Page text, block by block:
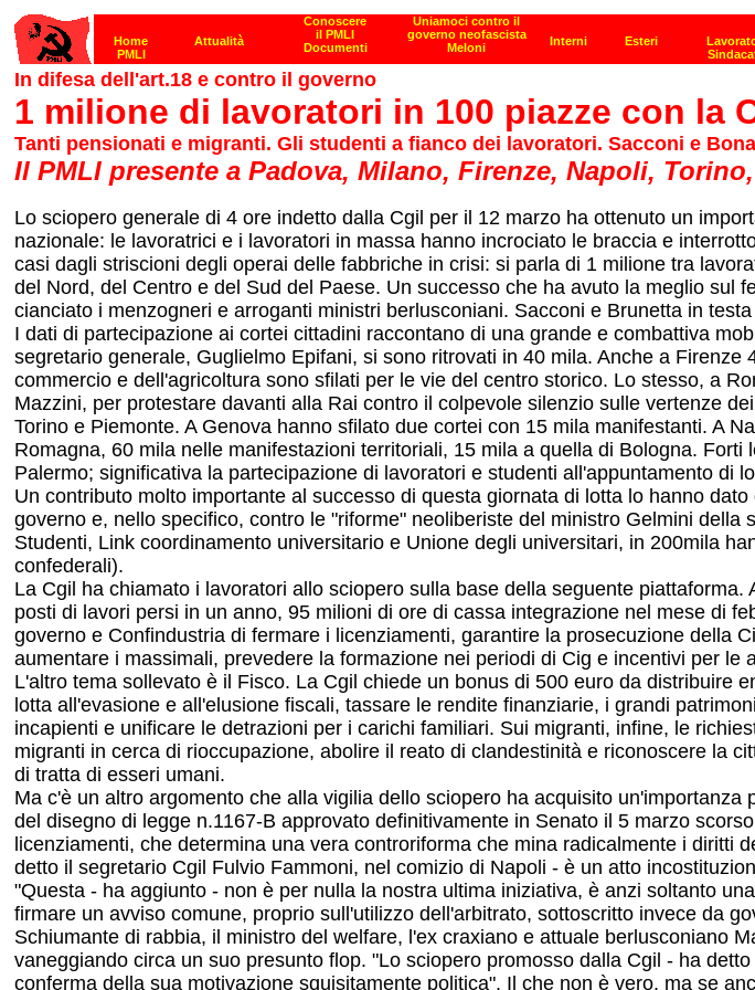
In difesa dell'art.18 e contro il governo
1 milione di lavoratori in 100 piazze con la
Tanti pensionati e migranti. Gli studenti a fianco dei lavoratori. Sacconi e
Il PMLI presente a Padova, Milano, Firenze, Napoli,
Lo sciopero generale di 4 ore indetto dalla Cgil per il 12 marzo ha ottenuto un
nazionale: le lavoratrici e i lavoratori in massa hanno incrociato le braccia e
casi dagli striscioni degli operai delle fabbriche in crisi: si parla di 1 milione tra
del Nord, del Centro e del Sud del Paese. Un successo che ha avuto la meglio
cianciato i menzogneri e arroganti ministri berlusconiani. Sacconi e Brunetta in
I dati di partecipazione ai cortei cittadini raccontano di una grande e combattiva
segretario generale, Guglielmo Epifani, si sono ritrovati in 40 mila. Anche a
commercio e dell'agricoltura sono sfilati per le vie del centro storico. Lo stesso, a
Mazzini, per protestare davanti alla Rai contro il colpevole silenzio sulle vertenze
Torino e Piemonte. A Genova hanno sfilato due cortei con 15 mila manifestanti. A
Romagna, 60 mila nelle manifestazioni territoriali, 15 mila a quella di Bologna.
Palermo; significativa la partecipazione di lavoratori e studenti all'appuntamento di
Un contributo molto importante al successo di questa giornata di lotta lo hanno
governo e, nello specifico, contro le "riforme" neoliberiste del ministro Gelmini
Studenti, Link coordinamento universitario e Unione degli universitari, in 200mila
confederali).
La Cgil ha chiamato i lavoratori allo sciopero sulla base della seguente
posti di lavori persi in un anno, 95 milioni di ore di cassa integrazione nel mese di
governo e Confindustria di fermare i licenziamenti, garantire la prosecuzione della
aumentare i massimali, prevedere la formazione nei periodi di Cig e incentivi per
L'altro tema sollevato è il Fisco. La Cgil chiede un bonus di 500 euro da distribuire
lotta all'evasione e all'elusione fiscali, tassare le rendite finanziarie, i grandi
incapienti e unificare le detrazioni per i carichi familiari. Sui migranti, infine, le
migranti in cerca di rioccupazione, abolire il reato di clandestinità e riconoscere la
di tratta di esseri umani.
Ma c'è un altro argomento che alla vigilia dello sciopero ha acquisito
del disegno di legge n.1167-B approvato definitivamente in Senato il 5 marzo
licenziamenti, che determina una vera controriforma che mina radicalmente i
detto il segretario Cgil Fulvio Fammoni, nel comizio di Napoli - è un atto
"Questa - ha aggiunto - non è per nulla la nostra ultima iniziativa, è anzi soltanto
firmare un avviso comune, proprio sull'utilizzo dell'arbitrato, sottoscritto invece da
Schiumante di rabbia, il ministro del welfare, l'ex craxiano e attuale berlusconiano
vaneggiando circa un suo presunto flop. "Lo sciopero promosso dalla Cgil - ha
conferma della sua motivazione squisitamente politica". Il che non è vero, ma se